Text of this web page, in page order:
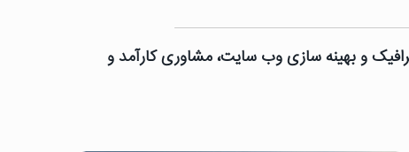
و بهینه سازی وب سایت، مشاوری کارآمد و